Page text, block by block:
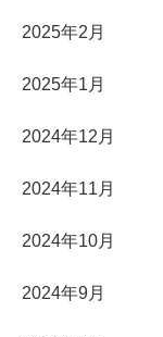
2025年2月
2025年1月
2024年12月
2024年11月
2024年10月
2024年9月